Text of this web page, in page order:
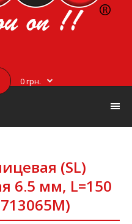
0 грн.
(SL)
6.5 мм, L=150